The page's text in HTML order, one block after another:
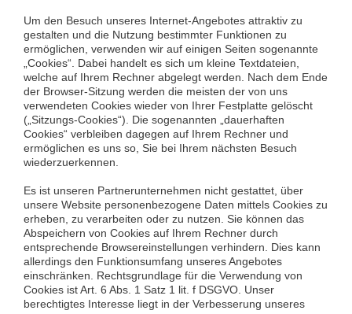
Um den Besuch unseres Internet-Angebotes attraktiv zu
gestalten und die Nutzung bestimmter Funktionen zu
ermöglichen, verwenden wir auf einigen Seiten sogenannte
„Cookies“. Dabei handelt es sich um kleine Textdateien,
welche auf Ihrem Rechner abgelegt werden. Nach dem Ende
der Browser-Sitzung werden die meisten der von uns
verwendeten Cookies wieder von Ihrer Festplatte gelöscht
(„Sitzungs-Cookies“). Die sogenannten „dauerhaften
Cookies“ verbleiben dagegen auf Ihrem Rechner und
ermöglichen es uns so, Sie bei Ihrem nächsten Besuch
wiederzuerkennen.
Es ist unseren Partnerunternehmen nicht gestattet, über
unsere Website personenbezogene Daten mittels Cookies zu
erheben, zu verarbeiten oder zu nutzen. Sie können das
Abspeichern von Cookies auf Ihrem Rechner durch
entsprechende Browsereinstellungen verhindern. Dies kann
allerdings den Funktionsumfang unseres Angebotes
einschränken. Rechtsgrundlage für die Verwendung von
Cookies ist Art. 6 Abs. 1 Satz 1 lit. f DSGVO. Unser
berechtigtes Interesse liegt in der Verbesserung unseres